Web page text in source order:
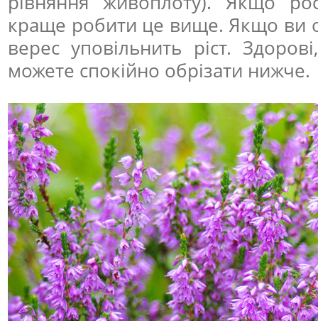
краще робити це вище. Якщо ви
верес уповільнить ріст.
можете спокійно обрізати нижче.